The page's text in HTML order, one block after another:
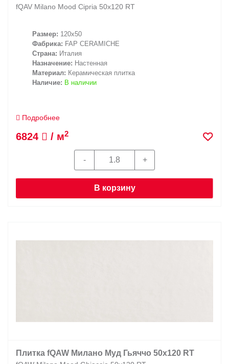
fQAV Milano Mood Cipria 50x120 RT
Размер: 120x50
Фабрика: FAP CERAMICHE
Страна: Италия
Назначение: Настенная
Материал: Керамическая плитка
Наличие: В наличии
Подробнее
6824 / м2
В корзину
Плитка fQAW Милано Муд Гьяччо 50x120 RT